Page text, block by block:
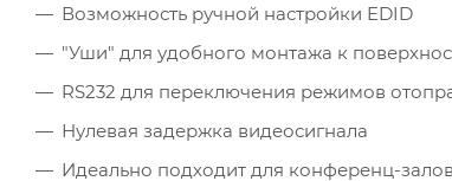
Возможность ручной настройки EDID
"Уши" для удобного монтажа к
RS232 для переключения режимов
Нулевая задержка видеосигнала
Идеально подходит для конференц-